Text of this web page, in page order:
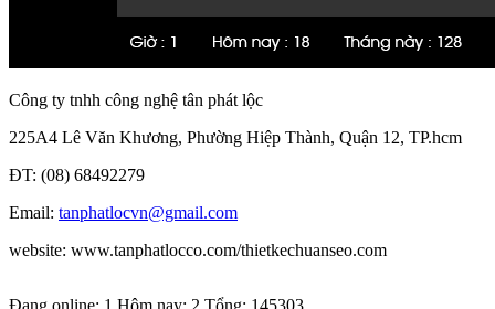
Công ty tnhh công nghệ tân phát lộc
225A4 Lê Văn Khương, Phường Hiệp Thành, Quận 12, TP.hcm
ĐT: (08) 68492279
Email: tanphatlocvn@gmail.com
website: www.tanphatlocco.com/thietkechuanseo.com
Đang online: 1 Hôm nay: 2 Tổng: 145303